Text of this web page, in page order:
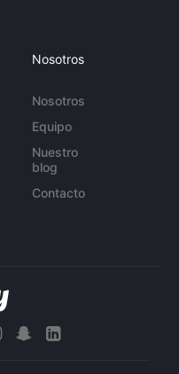
Nosotros
Nosotros
Equipo
Nuestro
blog
Contacto